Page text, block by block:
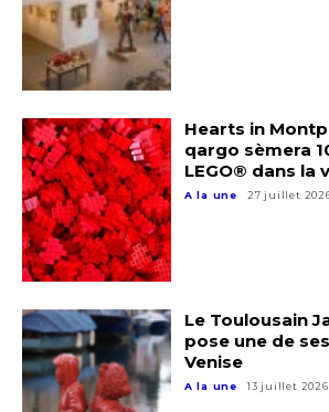
Prénom
J'accepte lestermes et conditions
* Champ obligatoire
Adresse email*
Nom
Prénom
Statut / Organisation
J'accepte lestermes et conditions
Hearts in
qargo sèmera
LEGO® dans la
A la une 27 juillet
Le Toulousain
pose une de
Venise
A la une 13 juillet 2026